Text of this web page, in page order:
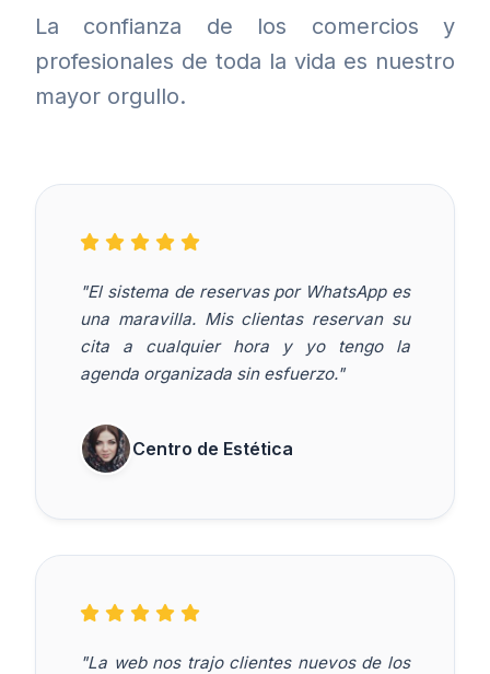
La confianza de los comercios y
profesionales de toda la vida es nuestro
mayor orgullo.
"El sistema de reservas por WhatsApp es
una maravilla. Mis clientas reservan su
cita a cualquier hora y yo tengo la
agenda organizada sin esfuerzo."
Centro de Estética
"La web nos trajo clientes nuevos de los